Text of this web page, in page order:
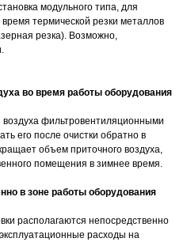
модульного типа, для
термической резки металлов
резка). Возможно,
во время работы оборудования
воздуха фильтровентиляционными
его после очистки обратно в
объем приточного воздуха,
помещения в зимнее время.
в зоне работы оборудования
располагаются непосредственно
расходы на